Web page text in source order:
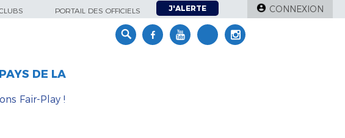
PORTAIL DES OFFICIELS J'ALERTE CONNEXION
DE LA
Fair-Play !